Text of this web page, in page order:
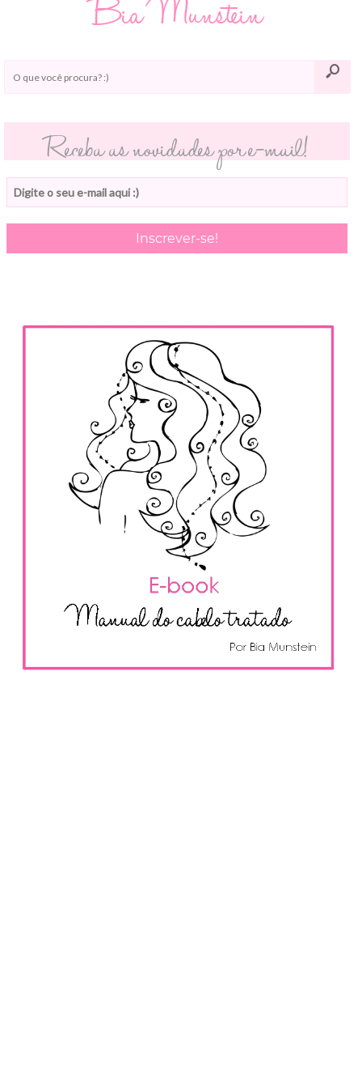
Bia Munstein
Receba as novidades por e-mail!